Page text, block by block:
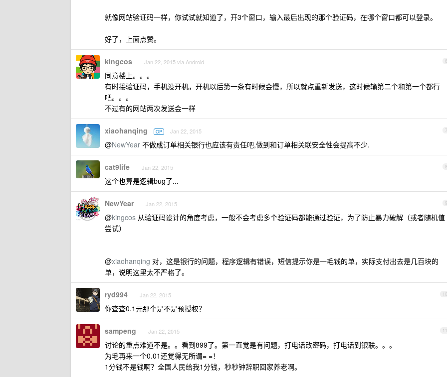
就像网站验证码一样，你试试就知道了，开3个窗口，输入最后出现的那个验证码，在哪个窗口都可以登录。
好了，上面点赞。
6
kingcos Jan 22, 2015 via Android
同意楼上。。。
有时接验证码，手机没开机，开机以后第一条有时候会慢，所以就点重新发送，这时候输第二个和第一个都行
吧。。。
不过有的网站两次发送会一样
7
xiaohanqing OP Jan 22, 2015
@NewYear 不做成订单相关银行也应该有责任吧,做到和订单相关联安全性会提高不少.
8
cat9life Jan 22, 2015
这个也算是逻辑bug了...
9
NewYear Jan 22, 2015
@kingcos 从验证码设计的角度考虑，一般不会考虑多个验证码都能通过验证，为了防止暴力破解（或者随机值
尝试）
@xiaohanqing 对，这是银行的问题，程序逻辑有错误，短信提示你是一毛钱的单，实际支付出去是几百块的
单，说明这里太不严格了。
10
ryd994 Jan 22, 2015
你查查0.1元那个是不是预授权？
11
sampeng Jan 22, 2015
讨论的重点难道不是。。看到899了。第一直觉是有问题，打电话改密码，打电话到银联。。。
为毛再来一个0.01还觉得无所谓= =！
1分钱不是钱啊？全国人民给我1分钱，秒秒钟辞职回家养老啊。